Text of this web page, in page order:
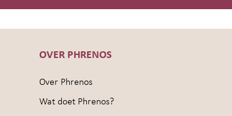
OVER PHRENOS
Over Phrenos
Wat doet Phrenos?